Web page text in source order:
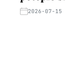
2026-07-15